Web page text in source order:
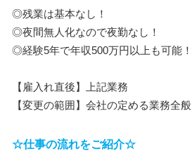
◎残業は基本なし！
◎夜間無人化なので夜勤なし！
◎経験5年で年収500万円以上も可能！
【雇入れ直後】上記業務
【変更の範囲】会社の定める業務全般
☆仕事の流れをご紹介☆